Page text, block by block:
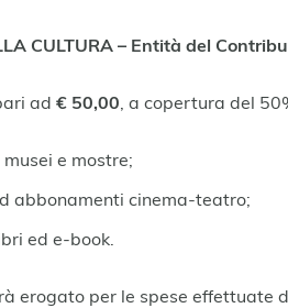
CULTURA – Entità del
ad € 50,00, a copertura del
musei e mostre;
abbonamenti cinema-teatro;
ed e-book.
erogato per le spese